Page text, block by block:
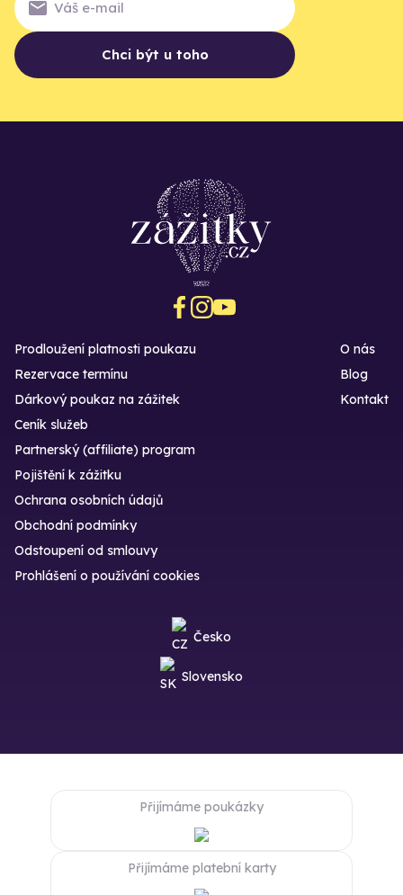
Chci být u toho
Prodloužení platnosti poukazu
Rezervace termínu
Dárkový poukaz na zážitek
O nás
Blog
Kontakt
Ceník služeb
Partnerský (affiliate) program
Pojištění k zážitku
Ochrana osobních údajů
Obchodní podmínky
Odstoupení od smlouvy
Prohlášení o používání cookies
Česko
Slovensko
Přijímáme poukázky
Přijímáme platební karty